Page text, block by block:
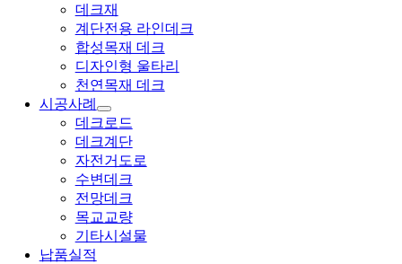
데크재
계단전용 라인데크
합성목재 데크
디자인형 울타리
천연목재 데크
시공사례
데크로드
데크계단
자전거도로
수변데크
전망데크
목교교량
기타시설물
납품실적